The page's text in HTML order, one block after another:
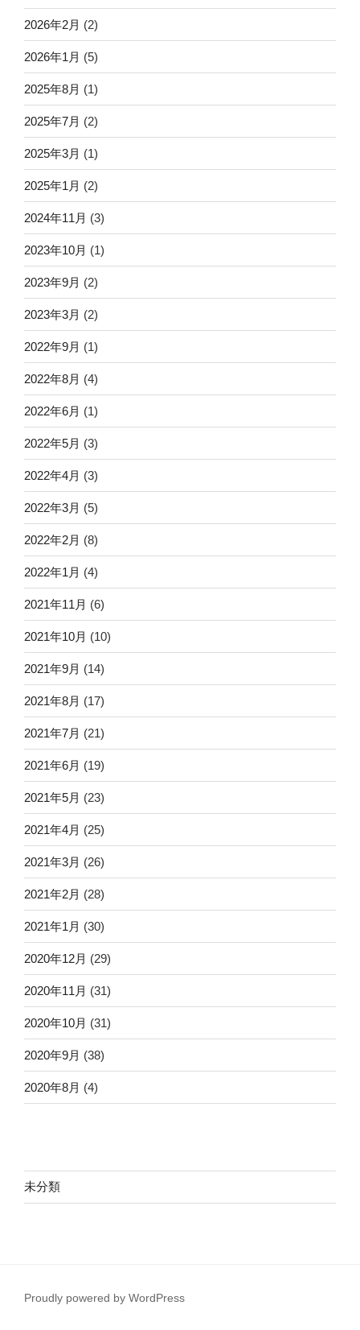
2026年2月 (2)
2026年1月 (5)
2025年8月 (1)
2025年7月 (2)
2025年3月 (1)
2025年1月 (2)
2024年11月 (3)
2023年10月 (1)
2023年9月 (2)
2023年3月 (2)
2022年9月 (1)
2022年8月 (4)
2022年6月 (1)
2022年5月 (3)
2022年4月 (3)
2022年3月 (5)
2022年2月 (8)
2022年1月 (4)
2021年11月 (6)
2021年10月 (10)
2021年9月 (14)
2021年8月 (17)
2021年7月 (21)
2021年6月 (19)
2021年5月 (23)
2021年4月 (25)
2021年3月 (26)
2021年2月 (28)
2021年1月 (30)
2020年12月 (29)
2020年11月 (31)
2020年10月 (31)
2020年9月 (38)
2020年8月 (4)
未分類
Proudly powered by WordPress